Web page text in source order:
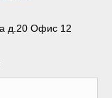
д.20 Офис 12